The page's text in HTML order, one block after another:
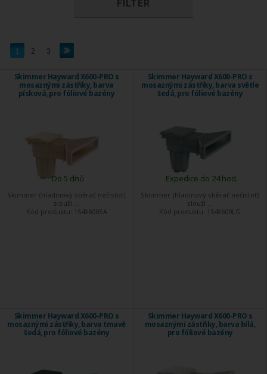
FILTER
1 2 3
Skimmer Hayward X600-PRO s
mosaznými zástřiky, barva
písková, pro fóliové bazény
Skimmer (hladinový sběrač nečistot)
slouží ...
Kód produktu: 154X600SA
Do 5 dnů
Skimmer Hayward X600-PRO s
mosaznými zástřiky, barva světle
šedá, pro fóliové bazény
Skimmer (hladinový sběrač nečistot)
slouží ...
Kód produktu: 154X600LG
Expedice do 24 hod.
Skimmer Hayward X600-PRO s
mosaznými zástřiky, barva tmavě
šedá, pro fóliové bazény
Skimmer Hayward X600-PRO s
mosaznými zástřiky, barva bílá,
pro fóliové bazény